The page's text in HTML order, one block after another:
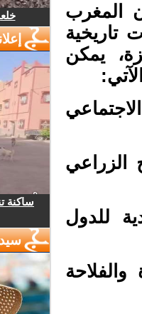
المغرب
يمكن
للدول
ساكنة